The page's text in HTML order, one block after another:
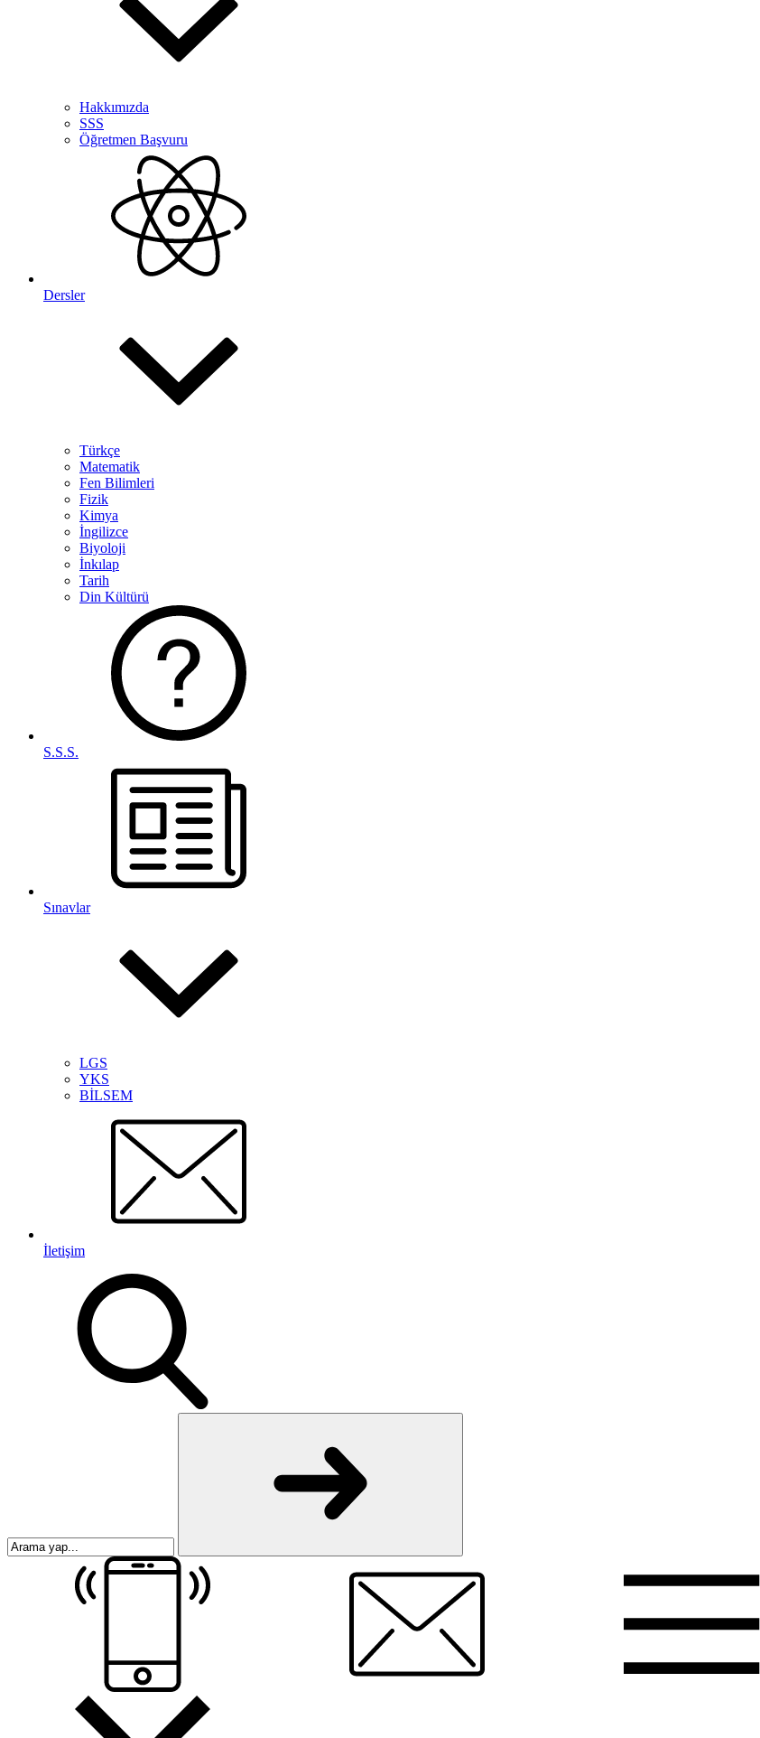
Hakkımızda
SSS
Öğretmen Başvuru
Dersler
Türkçe
Matematik
Fen Bilimleri
Fizik
Kimya
İngilizce
Biyoloji
İnkılap
Tarih
Din Kültürü
S.S.S.
Sınavlar
LGS
YKS
BİLSEM
İletişim